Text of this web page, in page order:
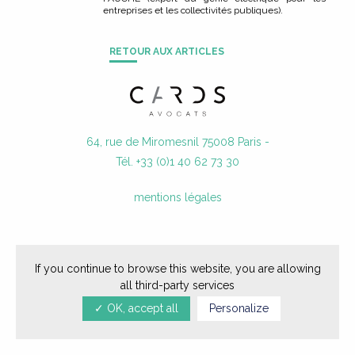
NOUS REJOINDRE
CONTACT
entreprises et les collectivités publiques).
RETOUR AUX ARTICLES
64, rue de Miromesnil 75008 Paris -
Tél. +33 (0)1 40 62 73 30
mentions légales
If you continue to browse this website, you are allowing
all third-party services
✓ OK, accept all
Personalize